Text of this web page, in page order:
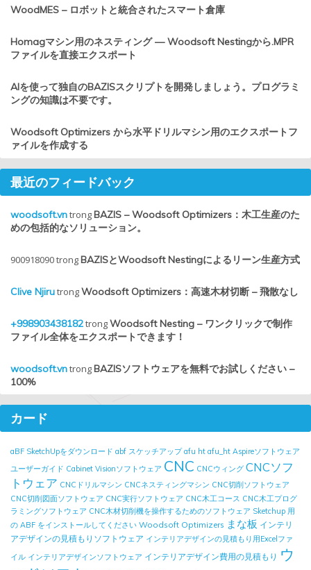
WoodMES – ロボットと統合されたスマート倉庫
Homagマシン用のネスティング — Woodsoft Nestingから.MPR
ファイルを直接エクスポート
AIを使って独自のBAZISスクリプトを開発しましょう。プログラミ
ングの知識は不要です。
Woodsoft Optimizers から水平ドリルマシン用のエクスポートフ
ァイルを作成する
最近のフィードバック
woodsoft.vntrongBAZIS – Woodsoft Optimizers：木工生産のた
めの包括的なソリューション。
900918090trongBAZISとWoodsoft Nestingによるリーン生産方式
Clive NjirutrongWoodsoft Optimizers：高速木材切断 – 飛散なし
+998903438182trongWoodsoft Nesting – ワンクリックで制作
ファイル全体をエクスポートできます！
woodsoft.vntrongBAZISソフトウェアを無料でお試しください –
100%
カード
aBF SketchUpをダウンロード abf スケッチアップ afu ht afu_ht Aspireソフトウェア
ユーザーガイド Cabinet Visionソフトウェア CNC CNCウィング CNCソフ
トウェア CNCドリルマシン CNCネスティングマシン CNC切削ソフトウェア
CNC切削図面ソフトウェア CNC実行ソフトウェア CNC木工コース CNC木工プログ
ラミングソフトウェア CNC木材切削機を操作するためのソフトウェア Sketchup 用
の ABF をインストールしてください Woodsoft Optimizers まな板 インテリ
アデザインの見積もりソフトウェア インテリアデザインの見積もり用Excelファ
イル インテリアデザインソフトウェア インテリアデザイン費用の見積もり ウ